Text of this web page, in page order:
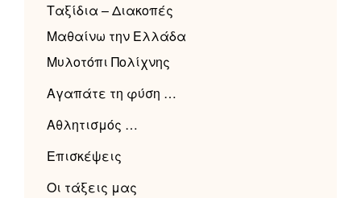
Ταξίδια – Διακοπές
Μαθαίνω την Ελλάδα
Μυλοτόπι Πολίχνης
Αγαπάτε τη φύση …
Αθλητισμός …
Επισκέψεις
Οι τάξεις μας